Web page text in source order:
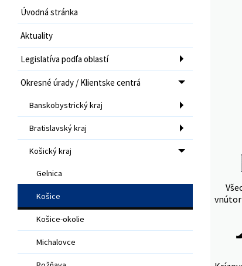
Úvodná stránka
Aktuality
Legislatíva podľa oblastí
Okresné úrady / Klientske centrá
Banskobystrický kraj
Bratislavský kraj
Košický kraj
Gelnica
Košice
Košice-okolie
Michalovce